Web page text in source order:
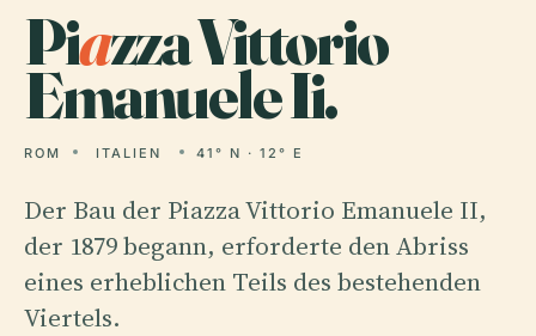
Piazza Vittorio
Emanuele Ii.
ROM ITALIEN 41° N · 12° E
Der Bau der Piazza Vittorio Emanuele II,
der 1879 begann, erforderte den Abriss
eines erheblichen Teils des bestehenden
Viertels.